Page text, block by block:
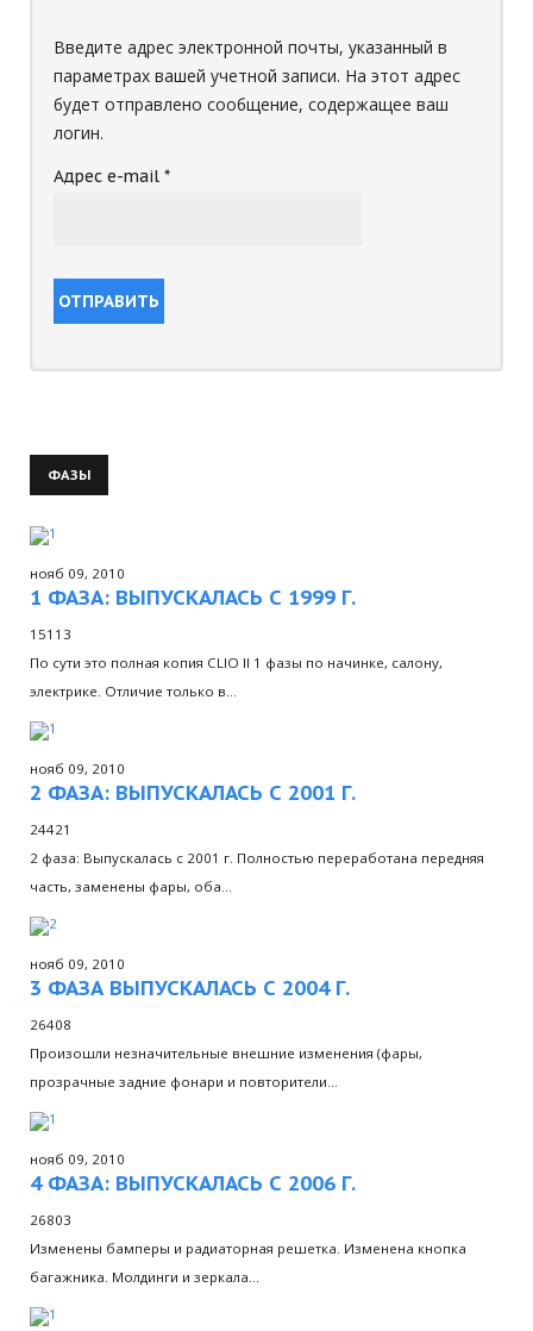
Введите адрес электронной почты, указанный в
параметрах вашей учетной записи. На этот адрес
будет отправлено сообщение, содержащее ваш
логин.
Адрес e-mail *
ОТПРАВИТЬ
ФАЗЫ
нояб 09, 2010
1 ФАЗА: ВЫПУСКАЛАСЬ С 1999 Г.
15113
По сути это полная копия CLIO II 1 фазы по начинке, салону,
электрике. Отличие только в…
нояб 09, 2010
2 ФАЗА: ВЫПУСКАЛАСЬ С 2001 Г.
24421
2 фаза: Выпускалась с 2001 г. Полностью переработана передняя
часть, заменены фары, оба…
нояб 09, 2010
3 ФАЗА ВЫПУСКАЛАСЬ С 2004 Г.
26408
Произошли незначительные внешние изменения (фары,
прозрачные задние фонари и повторители…
нояб 09, 2010
4 ФАЗА: ВЫПУСКАЛАСЬ С 2006 Г.
26803
Изменены бамперы и радиаторная решетка. Изменена кнопка
багажника. Молдинги и зеркала…